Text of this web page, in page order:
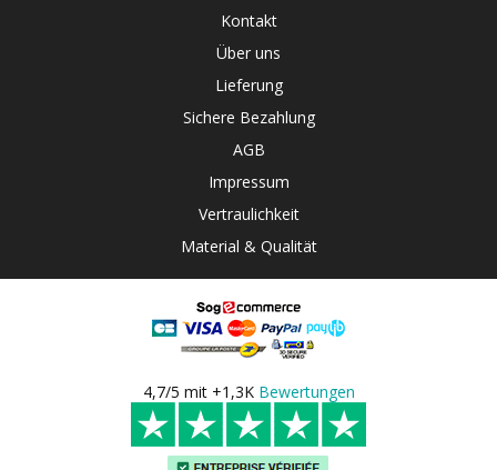
Kontakt
Über uns
Lieferung
Sichere Bezahlung
AGB
Impressum
Vertraulichkeit
Material & Qualität
4,7/5 mit +1,3K Bewertungen